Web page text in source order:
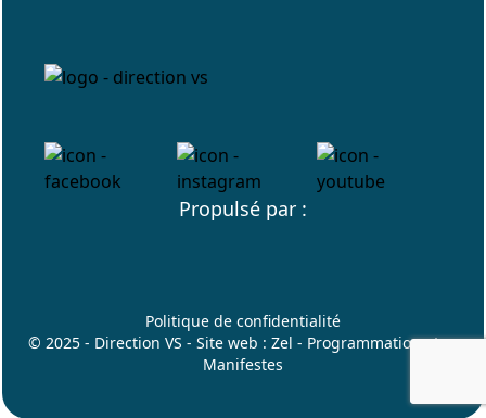
Propulsé par :
Politique de confidentialité
© 2025 - Direction VS - Site web : Zel - Programmation :Les
Manifestes